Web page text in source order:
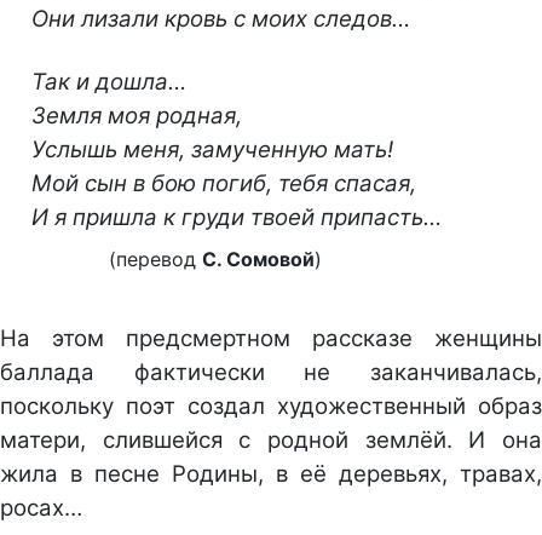
Они лизали кровь с моих следов…
Так и дошла…
Земля моя родная,
Услышь меня, замученную мать!
Мой сын в бою погиб, тебя спасая,
И я пришла к груди твоей припасть…
(перевод С. Сомовой)
На этом предсмертном рассказе женщины
баллада фактически не заканчивалась,
поскольку поэт создал художественный образ
матери, слившейся с родной землёй. И она
жила в песне Родины, в её деревьях, травах,
росах…